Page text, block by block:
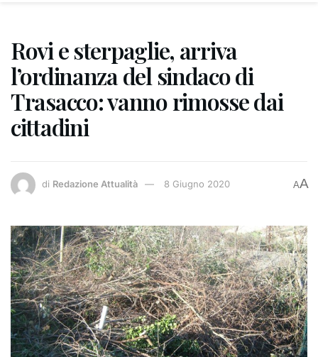
Rovi e sterpaglie, arriva
l’ordinanza del sindaco di
Trasacco: vanno rimosse dai
cittadini
di Redazione Attualità 8 Giugno 2020 AA